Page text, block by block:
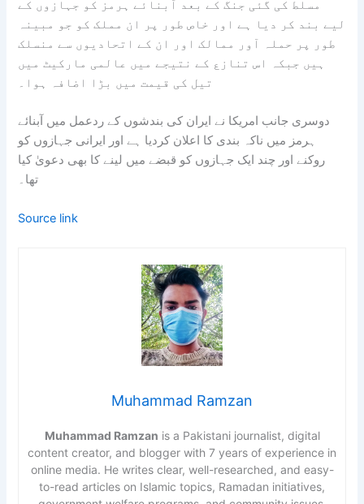
مسلط کی گئی جنگ کے بعد آبنائے ہرمز کو جہازوں کے
لیے بند کر دیا ہے اور خاص طور پر ان مملک کو جو مبینہ
طور پر حملہ آور ممالک اور ان کے اتحادیوں سے منسلک
ہیں جبکہ اس تنازع کے نتیجے میں عالمی مارکیٹ میں
تیل کی قیمت میں بڑا اضافہ ہوا۔
دوسری جانب امریکا نے ایران کی بندشوں کے ردعمل میں آبنائے
ہرمز میں ناکہ بندی کا اعلان کردیا ہے اور ایرانی جہازوں کو
روکنے اور چند ایک جہازوں کو قبضے میں لینے کا بھی دعویٰ کیا
تھا۔
Source link
Muhammad Ramzan
Muhammad Ramzan is a Pakistani journalist, digital
content creator, and blogger with 7 years of experience in
online media. He writes clear, well-researched, and easy-
to-read articles on Islamic topics, Ramadan initiatives,